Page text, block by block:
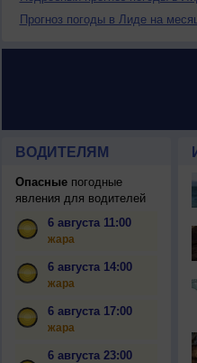
Прогноз погоды в Лиде на
ВОДИТЕЛЯМ
Опасныепогодные
явления для водителей
6 августа 11:00
жара
6 августа 14:00
жара
6 августа 17:00
жара
6 августа 23:00